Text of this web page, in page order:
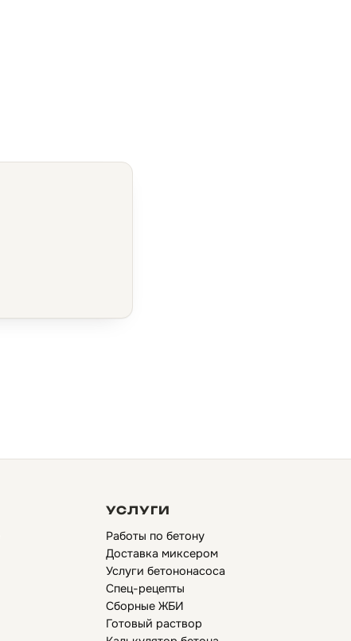
УСЛУГИ
Работы по бетону
Доставка миксером
Услуги бетононасоса
Спец-рецепты
Сборные ЖБИ
Готовый раствор